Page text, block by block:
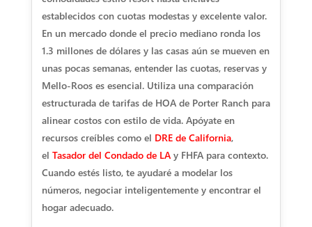
establecidos con cuotas modestas y excelente valor.
En un mercado donde el precio mediano ronda los
1.3 millones de dólares y las casas aún se mueven en
unas pocas semanas, entender las cuotas, reservas y
Mello-Roos es esencial. Utiliza una comparación
estructurada de tarifas de HOA de Porter Ranch para
alinear costos con estilo de vida. Apóyate en
recursos creíbles como el DRE de California,
el Tasador del Condado de LAy FHFA para contexto.
Cuando estés listo, te ayudaré a modelar los
números, negociar inteligentemente y encontrar el
hogar adecuado.